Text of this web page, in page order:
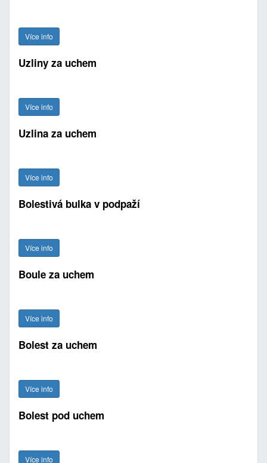
Více info
Uzliny za uchem
Více info
Uzlina za uchem
Více info
Bolestivá bulka v podpaží
Více info
Boule za uchem
Více info
Bolest za uchem
Více info
Bolest pod uchem
Více info